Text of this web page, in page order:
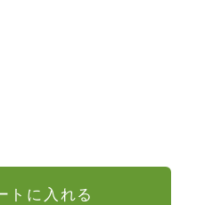
トに入れる